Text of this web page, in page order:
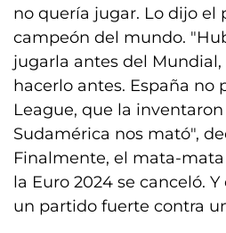
no quería jugar. Lo dijo el
campeón del mundo.
jugarla antes del
hacerlo antes. España no
League, que la inventaron
Sudamérica nos mató",
Finalmente, el mata-
la Euro 2024 se canceló.
un partido fuerte contra